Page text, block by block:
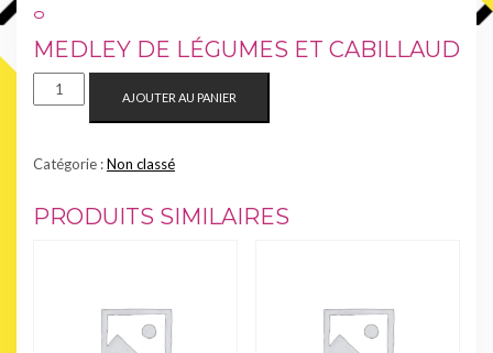
࿁
MEDLEY DE LÉGUMES ET CABILLAUD
QUANTITÉ
DE
+
AJOUTER AU PANIER
Catégorie :Non classé
PRODUITS SIMILAIRES